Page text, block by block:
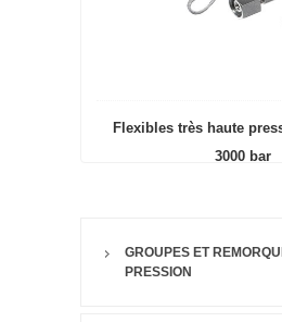
Flexibles très haute
3000 bar
GROUPES ET
PRESSION